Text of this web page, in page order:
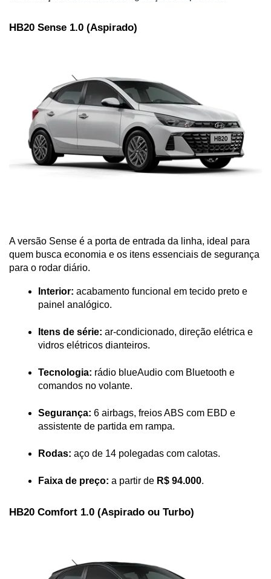
HB20 Sense 1.0 (Aspirado)
A versão Sense é a porta de entrada da linha, ideal para
quem busca economia e os itens essenciais de segurança
para o rodar diário.
Interior: acabamento funcional em tecido preto e
painel analógico.
Itens de série: ar-condicionado, direção elétrica e
vidros elétricos dianteiros.
Tecnologia: rádio blueAudio com Bluetooth e
comandos no volante.
Segurança: 6 airbags, freios ABS com EBD e
assistente de partida em rampa.
Rodas: aço de 14 polegadas com calotas.
Faixa de preço: a partir de R$ 94.000.
HB20 Comfort 1.0 (Aspirado ou Turbo)